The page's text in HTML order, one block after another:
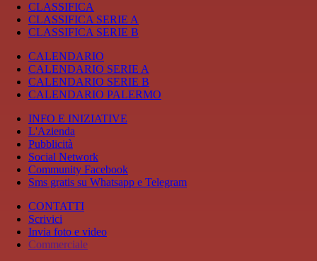
CLASSIFICA
CLASSIFICA SERIE A
CLASSIFICA SERIE B
CALENDARIO
CALENDARIO SERIE A
CALENDARIO SERIE B
CALENDARIO PALERMO
INFO E INIZIATIVE
L'Azienda
Pubblicità
Social Network
Community Facebook
Sms gratis su Whatsapp e Telegram
CONTATTI
Scrivici
Invia foto e video
Commerciale